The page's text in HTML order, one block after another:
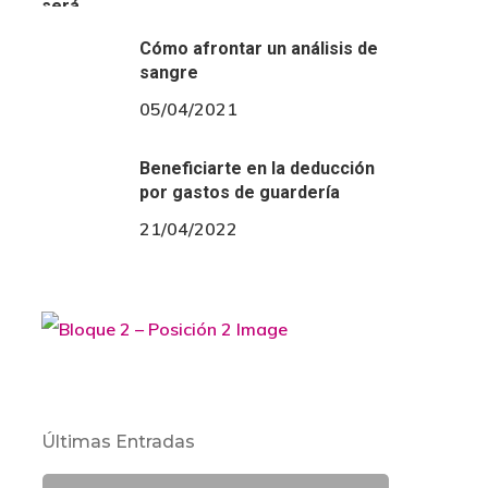
Cómo afrontar un análisis de
sangre
05/04/2021
Beneficiarte en la deducción
por gastos de guardería
21/04/2022
Últimas Entradas